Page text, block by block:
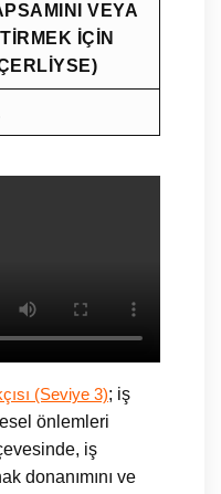
VEYA
İÇİN
(Seviye 3); iş
önlemleri
iş
donanımını ve